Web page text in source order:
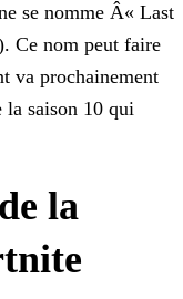
se nomme Â« Last
Ce nom peut faire
va prochainement
saison 10 qui
la